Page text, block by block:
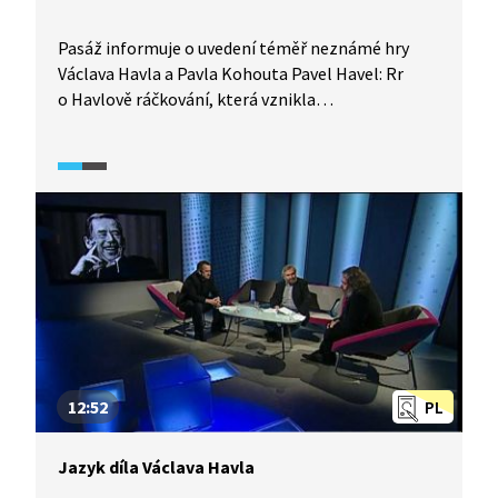
Pasáž informuje o uvedení téměř neznámé hry
Václava Havla a Pavla Kohouta Pavel Havel: Rr
o Havlově ráčkování, která vznikla
to probíhalo, přibližuje Pavel Kohout. Novodobé
premiéry se zhostila Knihovna Václava Havla
pod vedením Michaela Žantovského. Režisér
popisuje, proč se hra dostává do centra
pozornosti až nyní. V roli lékaře foniatra vystřídal
Václava Havla jeho bratr Ivan M. Havel, který má
stejnou logopedickou vadu. O hru byl obrovský
zájem mezi diváky.
PL
12:52
Jazyk díla Václava Havla